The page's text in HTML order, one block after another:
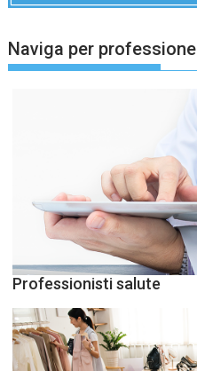
Naviga per professione
Professionisti salute